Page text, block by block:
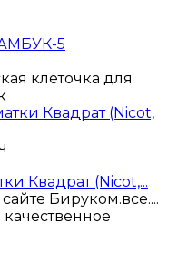
5
клеточка для
Квадрат (Nicot,...
Бируком.все....